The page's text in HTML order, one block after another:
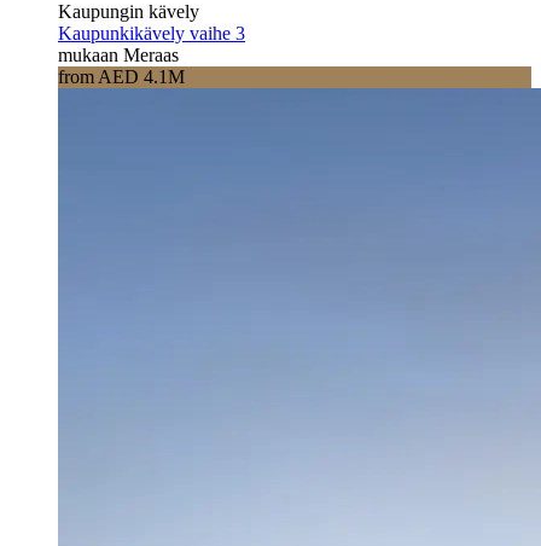
Kaupungin kävely
Kaupunkikävely vaihe 3
mukaan Meraas
from AED 4.1M